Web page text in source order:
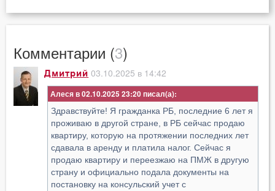
Комментарии (3)
Дмитрий 03.10.2025 в 14:42
Алеся в 02.10.2025 23:20
Здравствуйте! Я гражданка РБ, последние 6 лет я
проживаю в другой стране, в РБ сейчас продаю
квартиру, которую на протяжении последних лет
сдавала в аренду и платила налог. Сейчас я
продаю квартиру и переезжаю на ПМЖ в другую
страну и официально подала документы на
постановку на консульский учет с